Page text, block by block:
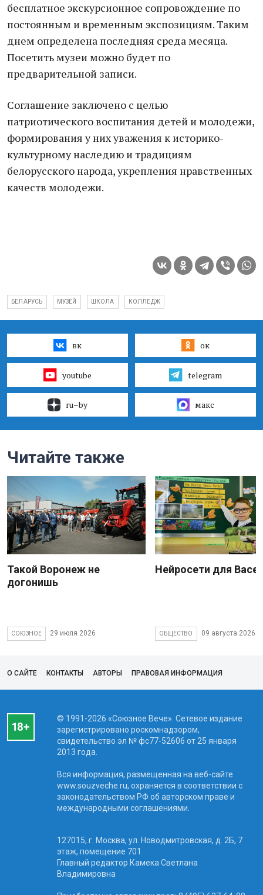
бесплатное экскурсионное сопровождение по
постоянным и временным экспозициям. Таким
днем определена последняя среда месяца.
Посетить музеи можно будет по
предварительной записи.
Соглашение заключено с целью
патриотического воспитания детей и молодежи,
формирования у них уважения к историко-
культурному наследию и традициям
белорусского народа, укрепления нравственных
качеств молодежи.
БЕЛАРУСЬ МУЗЕЙ ШКОЛА КОЛЛЕДЖ
вк ок
youtube telegram
ru–by макс
Читайте также
Такой Воронеж не
догонишь
СОЮЗНОЕ 29 июля 2026
Нейросети для
ОБЩЕСТВО 09 августа 2026
О САЙТЕ КОНТАКТЫ АВТОРЫ ПРАВОВАЯ ИНФОРМАЦИЯ
© 1991-2026 «Союзное Вече». Сетевое издание
зарегистрировано роскомнадзором,
свидетельство эл № фc77-52606 от 25 января
2013 года.
Вся информация, размещенная на веб-сайте
www.souzveche.ru, охраняется в соответствии с
законодательством РФ об авторском праве и
международными соглашениями.
127015, г. Москва, ул. Новодмитровская, д. 2Б, 7
этаж, помещение 701
Главный редактор Камека Светлана
Владимировна